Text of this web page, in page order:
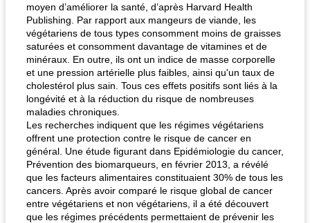
moyen d’améliorer la santé, d’après Harvard Health
Publishing. Par rapport aux mangeurs de viande, les
végétariens de tous types consomment moins de graisses
saturées et consomment davantage de vitamines et de
minéraux. En outre, ils ont un indice de masse corporelle
et une pression artérielle plus faibles, ainsi qu'un taux de
cholestérol plus sain. Tous ces effets positifs sont liés à la
longévité et à la réduction du risque de nombreuses
maladies chroniques.
Les recherches indiquent que les régimes végétariens
offrent une protection contre le risque de cancer en
général. Une étude figurant dans Epidémiologie du cancer,
Prévention des biomarqueurs, en février 2013, a révélé
que les facteurs alimentaires constituaient 30% de tous les
cancers. Après avoir comparé le risque global de cancer
entre végétariens et non végétariens, il a été découvert
que les régimes précédents permettaient de prévenir les